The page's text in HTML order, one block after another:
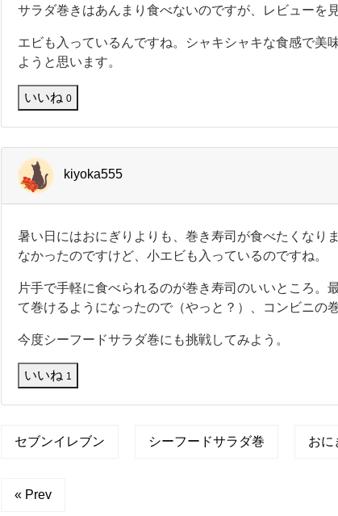
ブ
ン
イ
レ
ブ
ン
の
納
豆
巻
な
ど
サ
ダ
巻
き
は
あ
ま
り
食
べ
な
い
で
す
、
レ
ビ
ュ
ー
を
見
た
ら
味
サラダ巻きはあんまり食べないのですが、レビューを
エビも入っているんですね。シャキシャキな食感で美
ようと思います。
いいね 0
kiyoka555
暑
い
日
に
は
お
ぎ
よ
り
も
巻
き
が
暑い日にはおにぎりよりも、巻き寿司が食べたくなり
なかったのですけど、小エビも入っているのですね。
片手で手軽に食べられるのが巻き寿司のいいところ。
て巻けるようになったので（やっと？）、コンビニの
今度シーフードサラダ巻にも挑戦してみよう。
いいね 1
セブンイレブン シーフードサラダ巻 おに
« Prev